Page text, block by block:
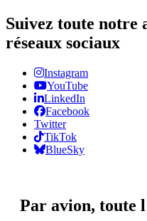
Suivez toute notre
réseaux sociaux
Instagram
YouTube
LinkedIn
Facebook
Twitter
TikTok
BlueSky
Par avion, toute